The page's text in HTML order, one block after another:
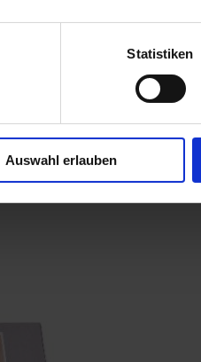
Statistiken
Auswahl erlauben